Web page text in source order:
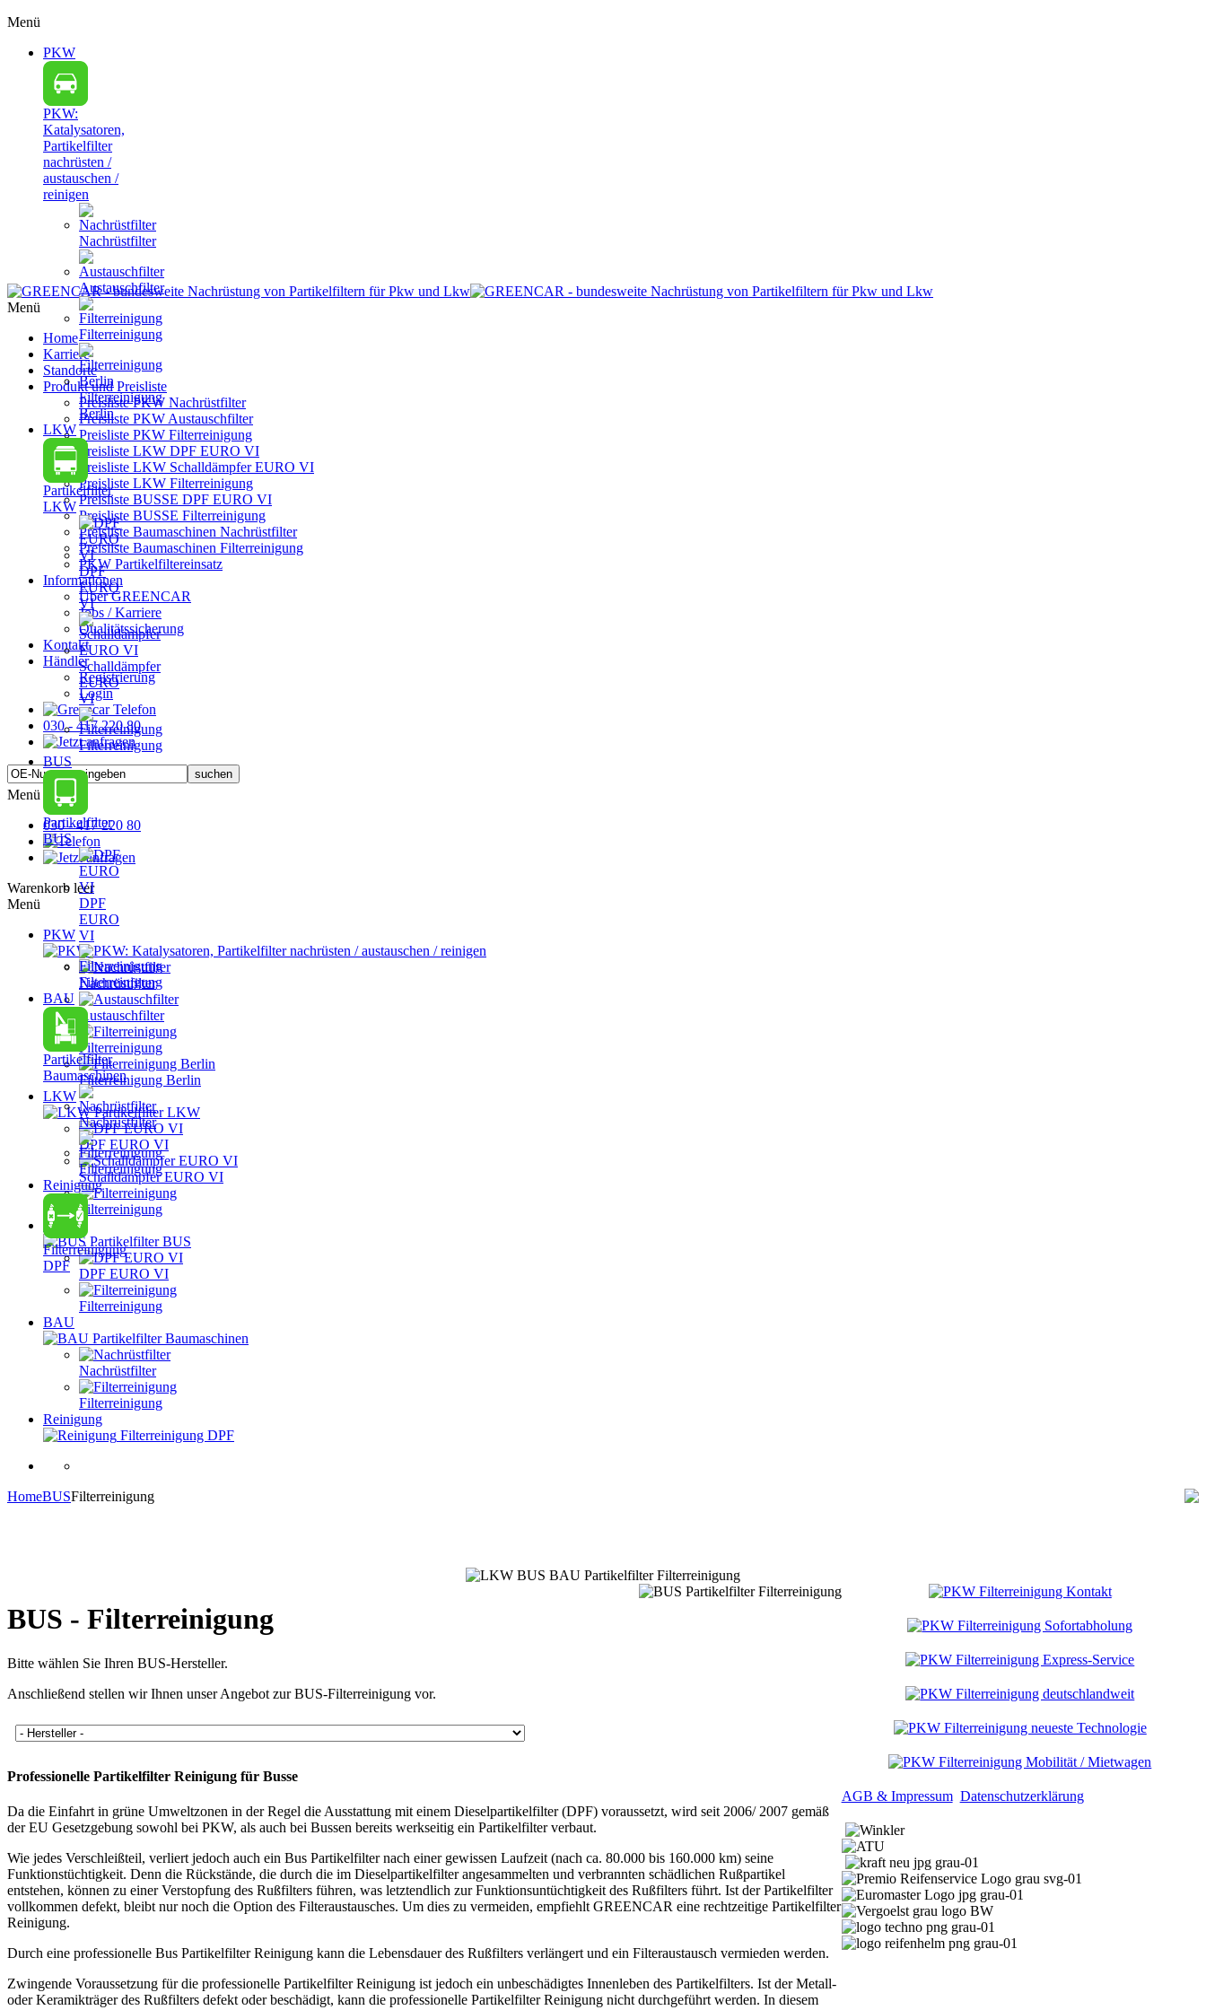
Menü
PKW
PKW:
Katalysatoren,
Partikelfilter
nachrüsten /
austauschen /
reinigen
Nachrüstfilter
Austauschfilter
Filterreinigung
Filterreinigung
Berlin
LKW
Partikelfilter
LKW
DPF
EURO
VI
Schalldämpfer
EURO
VI
Filterreinigung
BUS
Partikelfilter
BUS
DPF
EURO
VI
Filterreinigung
BAU
Partikelfilter
Baumaschinen
Nachrüstfilter
Filterreinigung
Reinigung
Filterreinigung
DPF
Menü
Home
Karriere
Standorte
Produkt und Preisliste
Preisliste PKW Nachrüstfilter
Preisliste PKW Austauschfilter
Preisliste PKW Filterreinigung
Preisliste LKW DPF EURO VI
Preisliste LKW Schalldämpfer EURO VI
Preisliste LKW Filterreinigung
Preisliste BUSSE DPF EURO VI
Preisliste BUSSE Filterreinigung
Preisliste Baumaschinen Nachrüstfilter
Preisliste Baumaschinen Filterreinigung
PKW Partikelfiltereinsatz
Informationen
Über GREENCAR
Jobs / Karriere
Qualitätssicherung
Kontakt
Händler
Registrierung
Login
030 - 417 220 80
Menü
030 - 417 220 80
Warenkorb leer
Menü
PKW
PKW: Katalysatoren, Partikelfilter nachrüsten / austauschen / reinigen
Nachrüstfilter
Austauschfilter
Filterreinigung
Filterreinigung Berlin
LKW
Partikelfilter LKW
DPF EURO VI
Schalldämpfer EURO VI
Filterreinigung
BUS
Partikelfilter BUS
DPF EURO VI
Filterreinigung
BAU
Partikelfilter Baumaschinen
Nachrüstfilter
Filterreinigung
Reinigung
Filterreinigung DPF
HomeBUSFilterreinigung
BUS - Filterreinigung
Bitte wählen Sie Ihren BUS-Hersteller.
Anschließend stellen wir Ihnen unser Angebot zur BUS-Filterreinigung vor.
Professionelle Partikelfilter Reinigung für Busse
Da die Einfahrt in grüne Umweltzonen in der Regel die Ausstattung mit einem Dieselpartikelfilter (DPF) voraussetzt, wird seit 2006/ 2007 gemäß
der EU Gesetzgebung sowohl bei PKW, als auch bei Bussen bereits werkseitig ein Partikelfilter verbaut.
Wie jedes Verschleißteil, verliert jedoch auch ein Bus Partikelfilter nach einer gewissen Laufzeit (nach ca. 80.000 bis 160.000 km) seine
Funktionstüchtigkeit. Denn die Rückstände, die durch die im Dieselpartikelfilter angesammelten und verbrannten schädlichen Rußpartikel
entstehen, können zu einer Verstopfung des Rußfilters führen, was letztendlich zur Funktionsuntüchtigkeit des Rußfilters führt. Ist der Partikelfilter
vollkommen defekt, bleibt nur noch die Option des Filteraustausches. Um dies zu vermeiden, empfiehlt GREENCAR eine rechtzeitige Partikelfilter
Reinigung.
Durch eine professionelle Bus Partikelfilter Reinigung kann die Lebensdauer des Rußfilters verlängert und ein Filteraustausch vermieden werden.
Zwingende Voraussetzung für die professionelle Partikelfilter Reinigung ist jedoch ein unbeschädigtes Innenleben des Partikelfilters. Ist der Metall-
oder Keramikträger des Rußfilters defekt oder beschädigt, kann die professionelle Partikelfilter Reinigung nicht durchgeführt werden. In diesem
AGB & Impressum Datenschutzerklärung